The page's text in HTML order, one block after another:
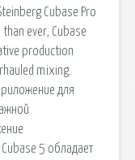
Cubase Pro
ever, Cubase
production
mixing.
для
5 обладает